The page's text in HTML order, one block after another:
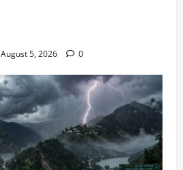
August 5, 2026 0